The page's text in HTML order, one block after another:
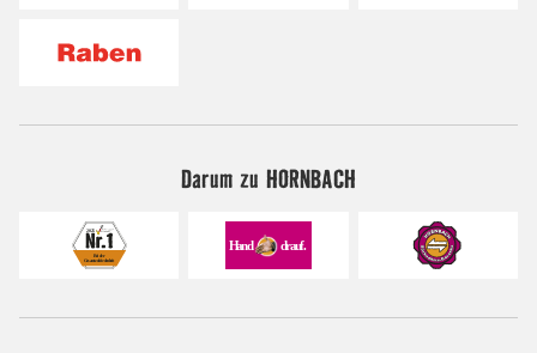
Darum zu HORNBACH